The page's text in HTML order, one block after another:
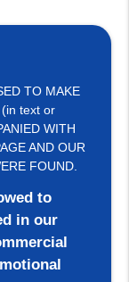
TO MAKE
text or
WITH
AND OUR
FOUND.
to
in our